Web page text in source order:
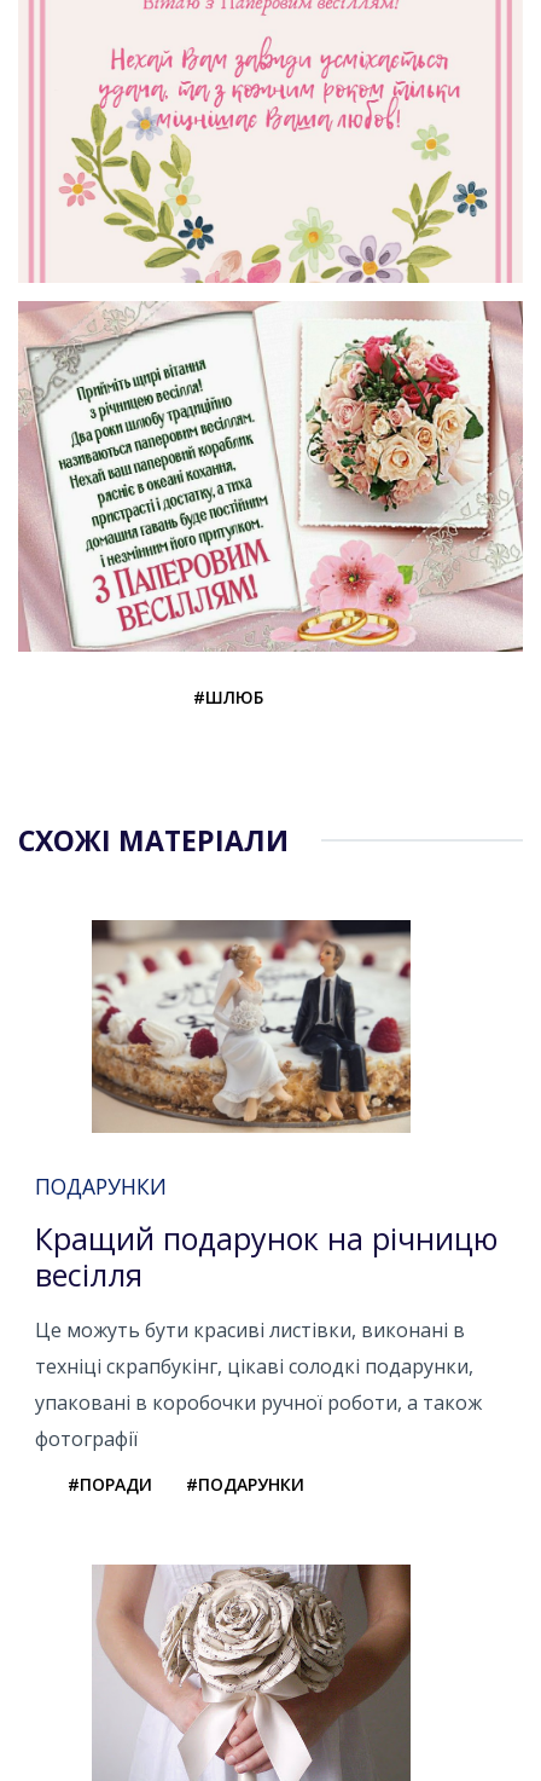
#ШЛЮБ
СХОЖІ МАТЕРІАЛИ
ПОДАРУНКИ
Кращий подарунок на річницю
весілля
Це можуть бути красиві листівки, виконані в
техніці скрапбукінг, цікаві солодкі подарунки,
упаковані в коробочки ручної роботи, а також
фотографії
#ПОРАДИ #ПОДАРУНКИ